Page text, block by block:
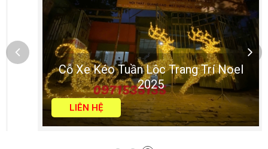
Cỗ Xe Kéo Tuần Lộc Trang Trí Noel
2025
LIÊN HỆ